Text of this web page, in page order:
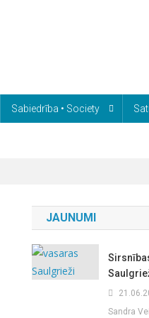
Sabiedrība • Society
JAUNUMI
Sandra